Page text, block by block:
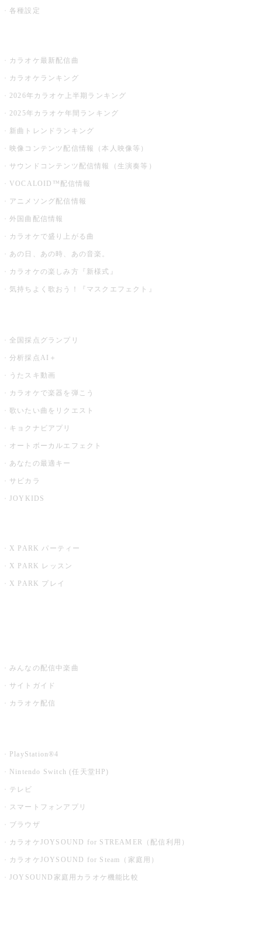
各種設定
カラオケ最新配信曲
カラオケランキング
2026年カラオケ上半期ランキング
2025年カラオケ年間ランキング
新曲トレンドランキング
映像コンテンツ配信情報（本人映像等）
サウンドコンテンツ配信情報（生演奏等）
VOCALOID™配信情報
アニメソング配信情報
外国曲配信情報
カラオケで盛り上がる曲
あの日、あの時、あの音楽。
カラオケの楽しみ方『新様式』
気持ちよく歌おう！『マスクエフェクト』
全国採点グランプリ
分析採点AI＋
うたスキ動画
カラオケで楽器を弾こう
歌いたい曲をリクエスト
キョクナビアプリ
オートボーカルエフェクト
あなたの最適キー
サビカラ
JOYKIDS
X PARK パーティー
X PARK レッスン
X PARK プレイ
みんなの配信中楽曲
サイトガイド
カラオケ配信
PlayStation®4
Nintendo Switch (任天堂HP)
テレビ
スマートフォンアプリ
ブラウザ
カラオケJOYSOUND for STREAMER（配信利用）
カラオケJOYSOUND for Steam（家庭用）
JOYSOUND家庭用カラオケ機能比較